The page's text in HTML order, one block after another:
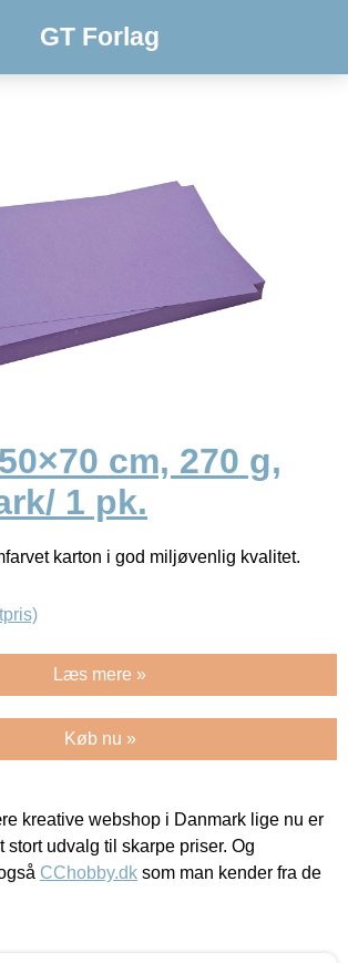
GT Forlag
cm, 270 g,
1 pk.
karton i god miljøvenlig kvalitet.
Læs mere »
Køb nu »
kreative webshop i Danmark lige nu er
stort udvalg til skarpe priser. Og
CChobby.dk som man kender fra de